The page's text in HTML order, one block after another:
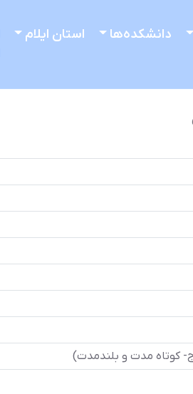
دانشکده‌ها استان ایلام
کوتاه مدت و بلندمدت)